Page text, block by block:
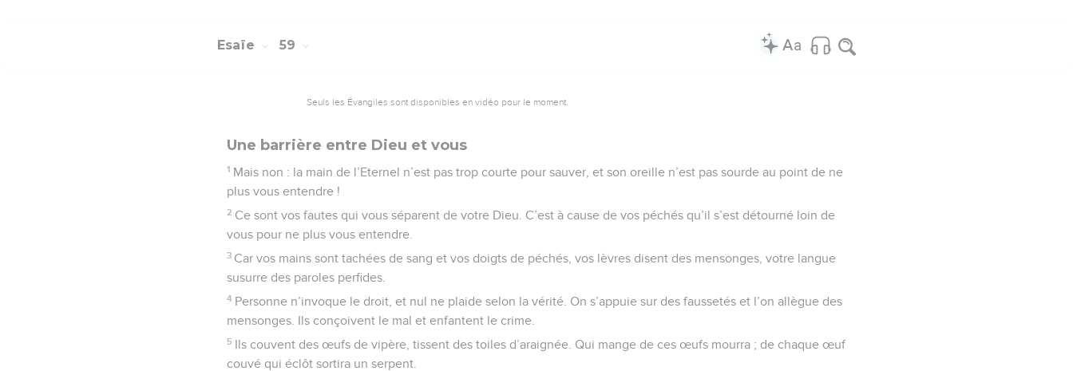
Esaïe 59
Seuls les Évangiles sont disponibles en vidéo pour le moment.
Une barrière entre Dieu et vous
1 Mais non : la main de l’Eternel n’est pas trop courte pour sauver, et son oreille n’est pas sourde au point de ne
plus vous entendre !
2 Ce sont vos fautes qui vous séparent de votre Dieu. C’est à cause de vos péchés qu’il s’est détourné loin de
vous pour ne plus vous entendre.
3 Car vos mains sont tachées de sang et vos doigts de péchés, vos lèvres disent des mensonges, votre langue
susurre des paroles perfides.
4 Personne n’invoque le droit, et nul ne plaide selon la vérité. On s’appuie sur des faussetés et l’on allègue des
mensonges. Ils conçoivent le mal et enfantent le crime.
5 Ils couvent des œufs de vipère, tissent des toiles d’araignée. Qui mange de ces œufs mourra ; de chaque œuf
couvé qui éclôt sortira un serpent.